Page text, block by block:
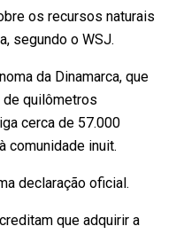
os recursos naturais
segundo o WSJ.
da Dinamarca, que
quilômetros
cerca de 57.000
comunidade inuit.
declaração oficial.
que adquirir a